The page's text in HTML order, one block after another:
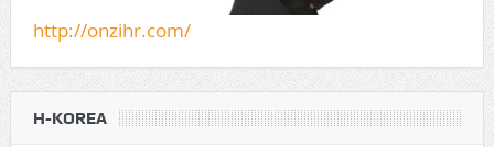
http://onzihr.com/
H-KOREA